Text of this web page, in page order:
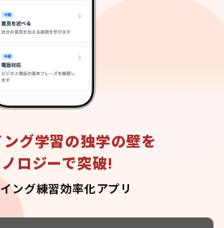
グ学習の独学の壁を
ロジーで突破!
ング練習効率化アプリ